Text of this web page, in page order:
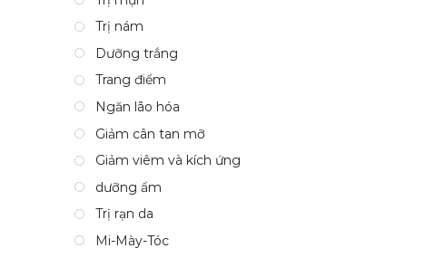
Trị nám
Dưỡng trắng
Trang điểm
Ngăn lão hóa
Giảm cân tan mỡ
Giảm viêm và kích ứng
dưỡng ẩm
Trị rạn da
Mi-Mày-Tóc